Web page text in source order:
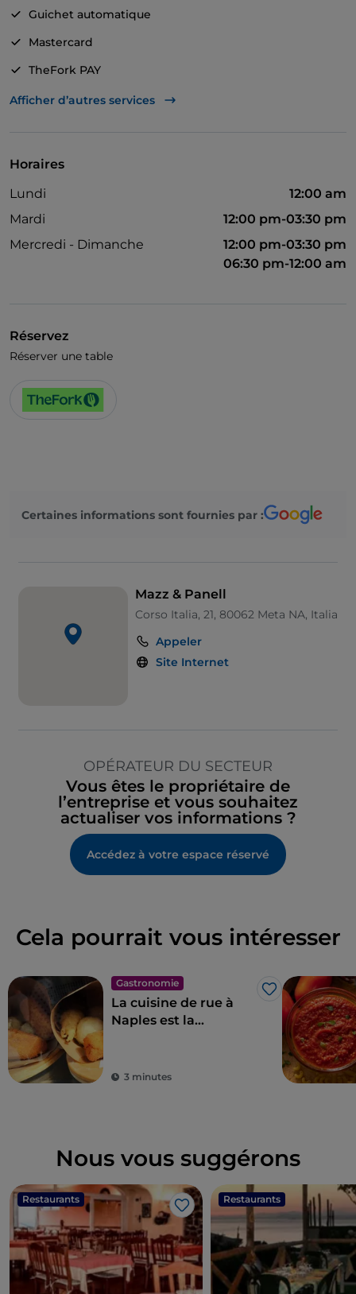
Guichet automatique
Mastercard
TheFork PAY
UnionPay via TheFork PAY
Afficher d’autres services
Horaires
Lundi
12:00 am
Mardi
12:00 pm-03:30 pm
Mercredi - Dimanche
12:00 pm-03:30 pm
06:30 pm-12:00 am
Réservez
Réserver une table
Certaines informations sont fournies par :
Mazz & Panell
Corso Italia, 21, 80062 Meta NA, Italia
Appeler
Site Internet
OPÉRATEUR DU SECTEUR
Vous êtes le propriétaire de
l’entreprise et vous souhaitez
actualiser vos informations ?
Accédez à votre espace réservé
Cela pourrait vous intéresser
Gastronomie
J’aime
La cuisine de rue à
Naples est la
palais
3 minutes
Nous vous suggérons
Restaurants
J’aime
Restaurants